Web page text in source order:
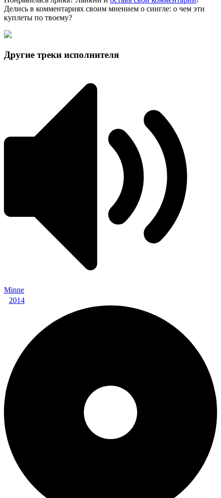
Делись в комментариях своим мнением о сингле: о чем эти
куплеты по твоему?
Другие треки исполнителя
Minne
2014